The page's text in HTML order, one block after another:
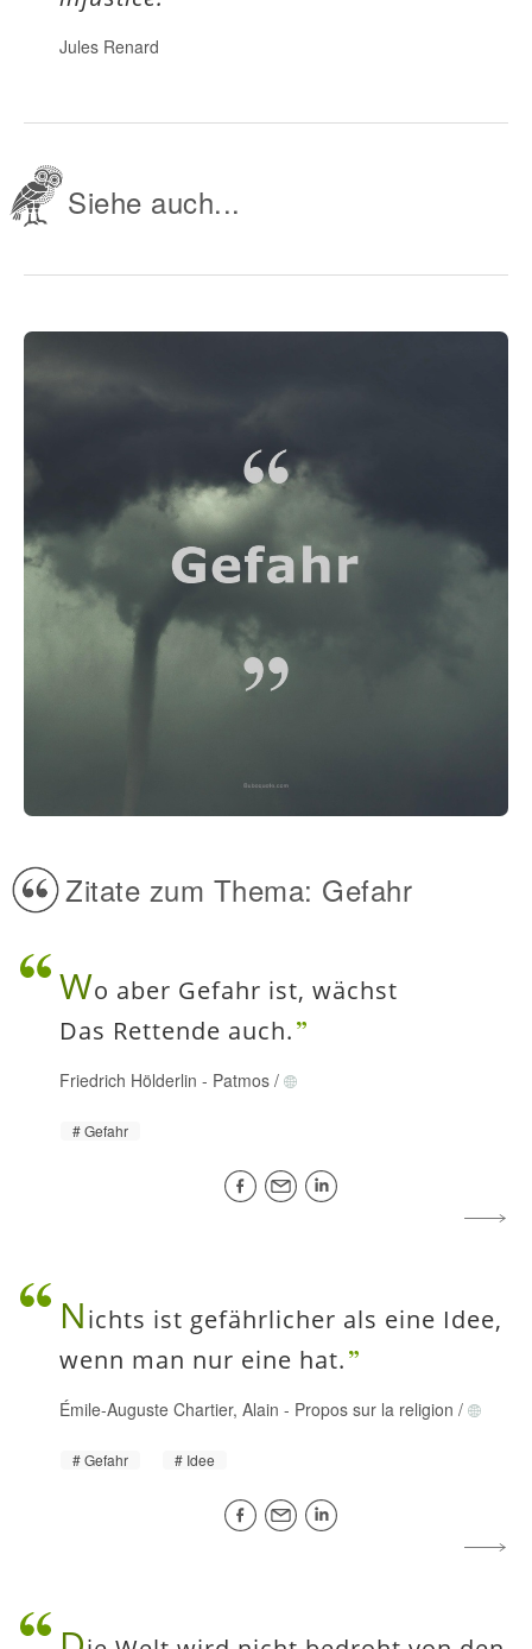
Jules Renard
Siehe auch...
Zitate zum Thema: Gefahr
Wo aber Gefahr ist, wächst
Das Rettende auch.
Friedrich Hölderlin - Patmos /
Gefahr
Nichts ist gefährlicher als eine Idee,
wenn man nur eine hat.
Émile-Auguste Chartier, Alain - Propos sur la religion /
Gefahr Idee